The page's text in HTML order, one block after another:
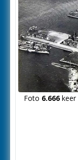
Foto 6.666keer